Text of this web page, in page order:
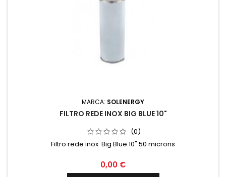
MARCA: SOLENERGY
FILTRO REDE INOX BIG BLUE 10"
(0)
Filtro rede inox Big Blue 10" 50 microns
0,00 €